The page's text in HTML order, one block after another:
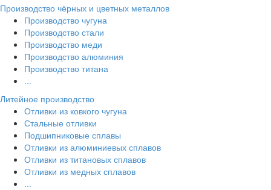
Производство чёрных и цветных металлов
Производство чугуна
Производство стали
Производство меди
Производство алюминия
Производство титана
...
Литейное производство
Отливки из ковкого чугуна
Стальные отливки
Подшипниковые сплавы
Отливки из алюминиевых сплавов
Отливки из титановых сплавов
Отливки из медных сплавов
...